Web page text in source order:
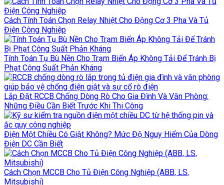
Cách Tính Toán Chọn Relay Nhiệt Cho Động Cơ 3 Pha Và Tủ
Điện Công Nghiệp
Tính Toán Tụ Bù Nền Cho Trạm Biến Áp Không Tải Để Tránh Bị
Phạt Công Suất Phản Kháng
Lắp Đặt RCCB Chống Dòng Rò Cho Gia Đình Và Văn Phòng:
Những Điều Cần Biết Trước Khi Thi Công
Điện Một Chiều Có Giật Không? Mức Độ Nguy Hiểm Của Dòng
Điện DC Cần Biết
Cách Chọn MCCB Cho Tủ Điện Công Nghiệp (ABB, LS,
Mitsubishi)